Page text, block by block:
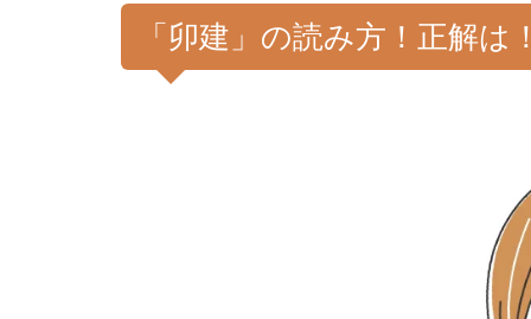
「卯建」の読み方！正解は